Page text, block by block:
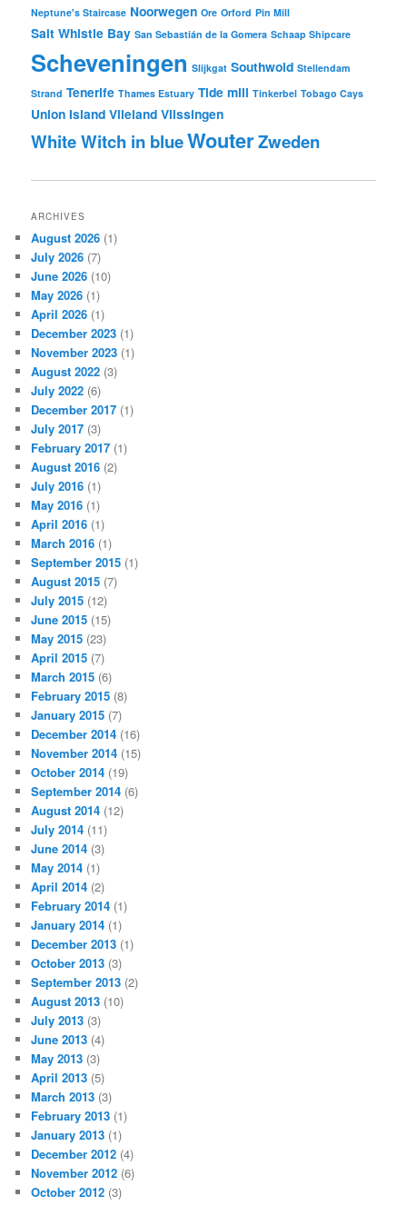
Neptune's Staircase Noorwegen Ore Orford Pin Mill
Salt Whistle Bay San Sebastián de la Gomera Schaap Shipcare
Scheveningen Slijkgat Southwold Stellendam
Strand Tenerife Thames Estuary Tide mill Tinkerbel Tobago Cays
Union Island Vlieland Vlissingen
White Witch in blueWouterZweden
ARCHIVES
August 2026 (1)
July 2026 (7)
June 2026 (10)
May 2026 (1)
April 2026 (1)
December 2023 (1)
November 2023 (1)
August 2022 (3)
July 2022 (6)
December 2017 (1)
July 2017 (3)
February 2017 (1)
August 2016 (2)
July 2016 (1)
May 2016 (1)
April 2016 (1)
March 2016 (1)
September 2015 (1)
August 2015 (7)
July 2015 (12)
June 2015 (15)
May 2015 (23)
April 2015 (7)
March 2015 (6)
February 2015 (8)
January 2015 (7)
December 2014 (16)
November 2014 (15)
October 2014 (19)
September 2014 (6)
August 2014 (12)
July 2014 (11)
June 2014 (3)
May 2014 (1)
April 2014 (2)
February 2014 (1)
January 2014 (1)
December 2013 (1)
October 2013 (3)
September 2013 (2)
August 2013 (10)
July 2013 (3)
June 2013 (4)
May 2013 (3)
April 2013 (5)
March 2013 (3)
February 2013 (1)
January 2013 (1)
December 2012 (4)
November 2012 (6)
October 2012 (3)